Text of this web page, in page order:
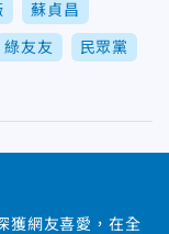
蘇貞昌
綠友友 民眾黨
獲網友喜愛，在全